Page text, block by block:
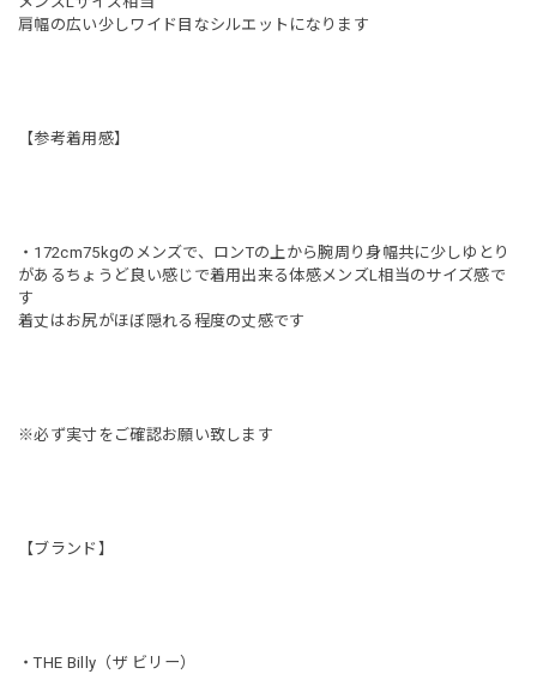
肩幅の広い少しワイド目なシルエットになります
【参考着用感】
・172cm75kgのメンズで、ロンTの上から腕周り身幅共に少しゆとり
があるちょうど良い感じで着用出来る体感メンズL相当のサイズ感で
す
着丈はお尻がほぼ隠れる程度の丈感です
※必ず実寸をご確認お願い致します
【ブランド】
・THE Billy（ザ ビリー）